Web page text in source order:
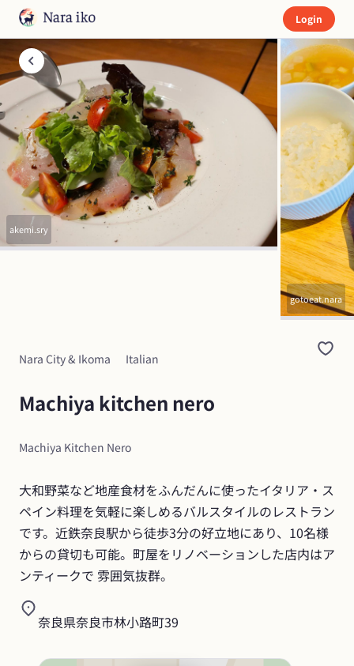
Login
akemi.sry
gotoeat.nara
Nara City & Ikoma Italian
Machiya kitchen nero
Machiya Kitchen Nero
大和野菜など地産食材をふんだんに使ったイタリア・ス
ペイン料理を気軽に楽しめるバルスタイルのレストラン
です。近鉄奈良駅から徒歩3分の好立地にあり、10名様
からの貸切も可能。町屋をリノベーションした店内はア
ンティークで 雰囲気抜群。
奈良県奈良市林小路町39